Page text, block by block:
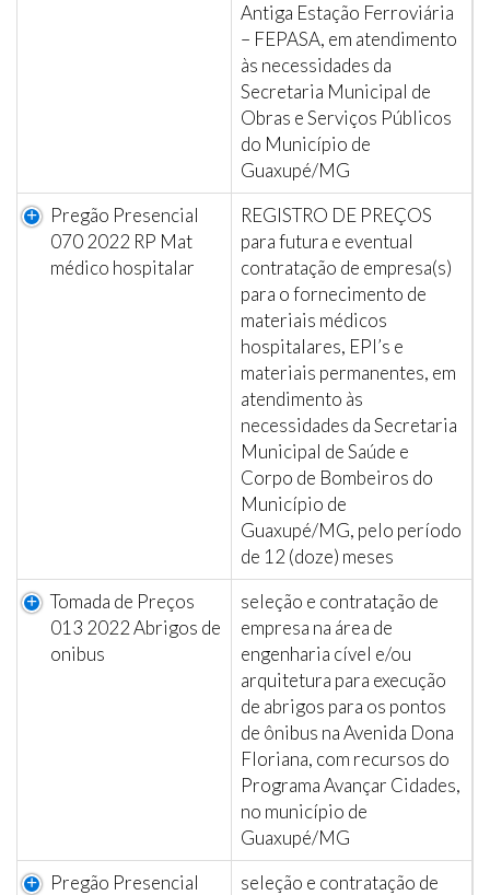
Antiga Estação Ferroviária
– FEPASA, em atendimento
às necessidades da
Secretaria Municipal de
Obras e Serviços Públicos
do Município de
Guaxupé/MG
Pregão Presencial
070 2022 RP Mat
médico hospitalar
REGISTRO DE PREÇOS
para futura e eventual
contratação de empresa(s)
para o fornecimento de
materiais médicos
hospitalares, EPI’s e
materiais permanentes, em
atendimento às
necessidades da Secretaria
Municipal de Saúde e
Corpo de Bombeiros do
Município de
Guaxupé/MG, pelo período
de 12 (doze) meses
Tomada de Preços
013 2022 Abrigos de
onibus
seleção e contratação de
empresa na área de
engenharia cível e/ou
arquitetura para execução
de abrigos para os pontos
de ônibus na Avenida Dona
Floriana, com recursos do
Programa Avançar Cidades,
no município de
Guaxupé/MG
Pregão Presencial
seleção e contratação de